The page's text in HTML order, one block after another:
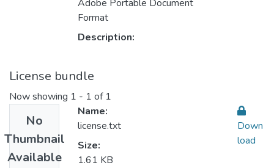
Adobe Portable Document
Format
Description:
License bundle
Now showing 1 - 1 of 1
No
Thumbnail
Available
Name:
license.txt
Size:
1.61 KB
Down
load